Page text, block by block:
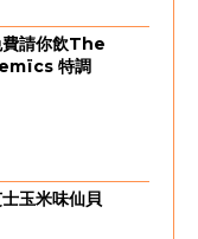
費請你飲The
特調
玉米味仙貝